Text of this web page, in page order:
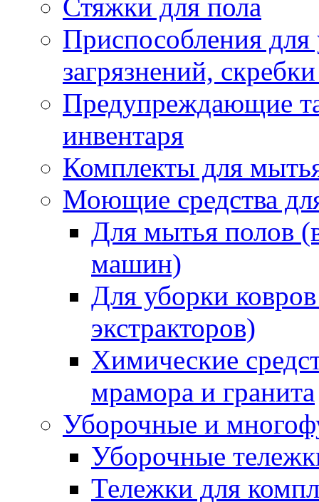
Стяжки для пола
Приспособления
загрязнений,
Предупреждающие
инвентаря
Комплекты для
Моющие средства
Для мытья полов
машин)
Для уборки
экстракторов)
Химические
мрамора и гранита
Уборочные и
Уборочные
Тележки для